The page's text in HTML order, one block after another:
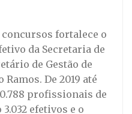
fortalece o
da Secretaria de
de Gestão de
De 2019 até
profissionais de
efetivos e o